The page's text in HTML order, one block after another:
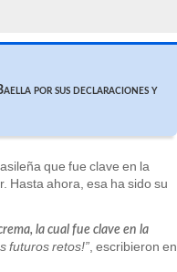
por sus declaraciones y
que fue clave en la
Hasta ahora, esa ha sido su
la cual fue clave en la
futuros retos!” , escribieron en